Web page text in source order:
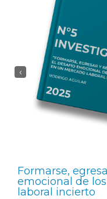
Formarse,
emocional de
laboral incierto
‹